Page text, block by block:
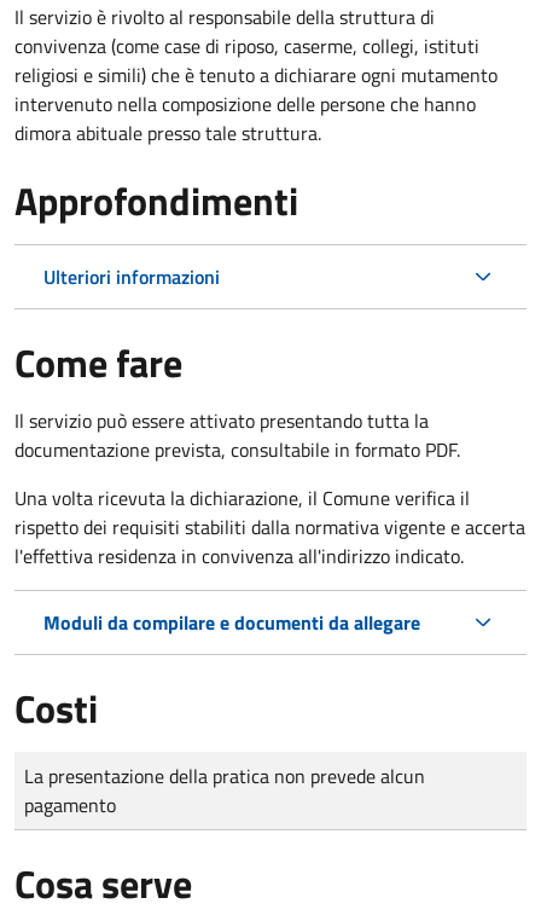
Il servizio è rivolto al responsabile della struttura di
convivenza (come case di riposo, caserme, collegi, istituti
religiosi e simili) che è tenuto a dichiarare ogni mutamento
intervenuto nella composizione delle persone che hanno
dimora abituale presso tale struttura.
Approfondimenti
Ulteriori informazioni
Come fare
Il servizio può essere attivato presentando tutta la
documentazione prevista, consultabile in formato PDF.
Una volta ricevuta la dichiarazione, il Comune verifica il
rispetto dei requisiti stabiliti dalla normativa vigente e accerta
l'effettiva residenza in convivenza all'indirizzo indicato.
Moduli da compilare e documenti da allegare
Costi
Tipo di pagamento
Importo
La presentazione della pratica non prevede alcun
pagamento
Cosa serve